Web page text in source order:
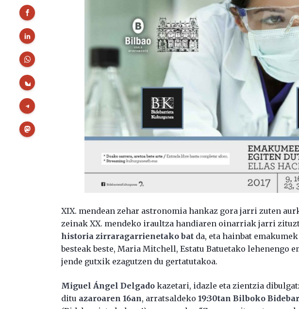
XIX. mendean zehar astronomia hankaz gora jarri zuten
zeinak XX. mendeko iraultza handiaren oinarriak jarri
historia zirraragarrienetako bat da, eta hainbat
besteak beste, Maria Mitchell, Estatu Batuetako lehenengo
jende gutxik ezagutzen du gertatutakoa.
Miguel Ángel Delgado kazetari, idazle eta zientzia
ditu azaroaren 16an, arratsaldeko19:30tan Bilboko